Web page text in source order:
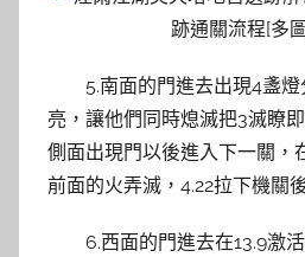
5.南面的門進去出現4盞
亮，讓他們同時熄滅把3滅瞭
側面出現門以後進入下一關，
前面的火弄滅，4.22拉下機關
6.西面的門進去在13.9激